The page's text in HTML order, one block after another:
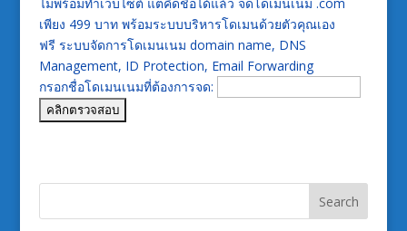
ไม่พร้อมทำเว็บไซต์ แต่คิดชื่อได้แล้ว จดโดเมนเนม .com
เพียง 499 บาท พร้อมระบบบริหารโดเมนด้วยตัวคุณเอง
ฟรี ระบบจัดการโดเมนเนม domain name, DNS
Management, ID Protection, Email Forwarding
กรอกชื่อโดเมนเนมที่ต้องการจด: